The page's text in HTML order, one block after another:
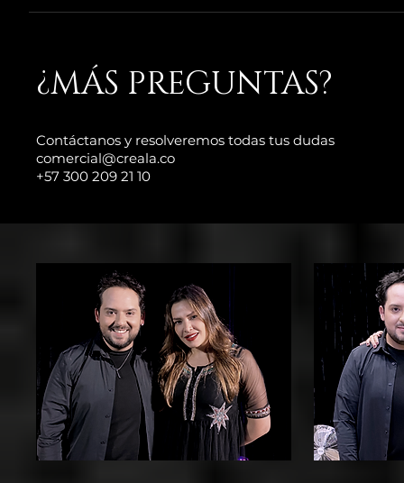
La edad mínima es de 16 años
​¿MÁS PREGUNTAS?
Contáctanos y resolveremos todas tus dudas
comercial@creala.co
+57 300 209 21 10